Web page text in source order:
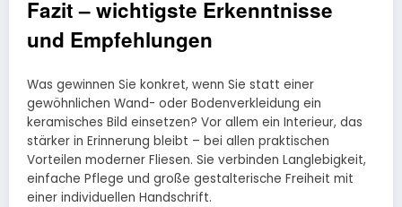
Fazit – wichtigste Erkenntnisse
und Empfehlungen
Was gewinnen Sie konkret, wenn Sie statt einer
gewöhnlichen Wand- oder Bodenverkleidung ein
keramisches Bild einsetzen? Vor allem ein Interieur, das
stärker in Erinnerung bleibt – bei allen praktischen
Vorteilen moderner Fliesen. Sie verbinden Langlebigkeit,
einfache Pflege und große gestalterische Freiheit mit
einer individuellen Handschrift.